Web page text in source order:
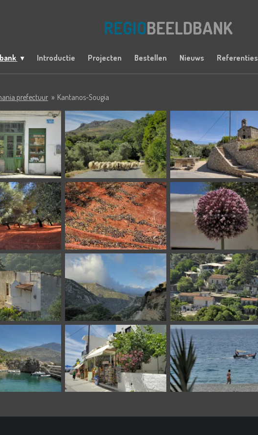
REGIOBEELDBANK
Introductie Projecten Bestellen Nieuws Referenties
prefectuur » Kantanos-Sougia